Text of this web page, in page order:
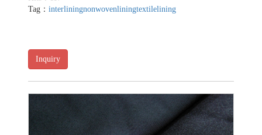
Tag： interliningnonwovenliningtextilelining
Inquiry